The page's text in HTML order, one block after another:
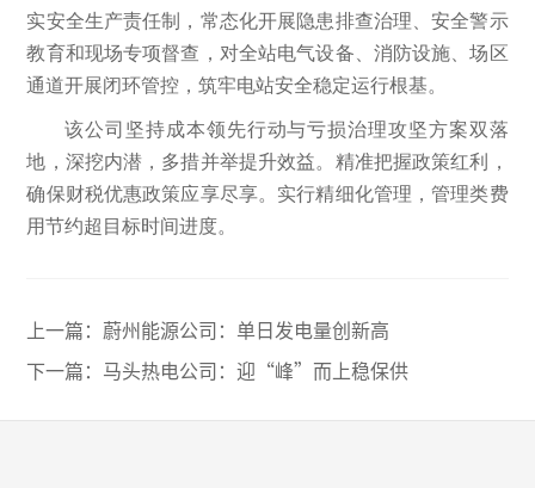
实安全生产责任制，常态化开展隐患排查治理、安全警示
教育和现场专项督查，对全站电气设备、消防设施、场区
通道开展闭环管控，筑牢电站安全稳定运行根基。
该公司坚持成本领先行动与亏损治理攻坚方案双落
地，深挖内潜，多措并举提升效益。精准把握政策红利，
确保财税优惠政策应享尽享。实行精细化管理，管理类费
用节约超目标时间进度。
上一篇： 蔚州能源公司：单日发电量创新高
下一篇： 马头热电公司：迎“峰”而上稳保供